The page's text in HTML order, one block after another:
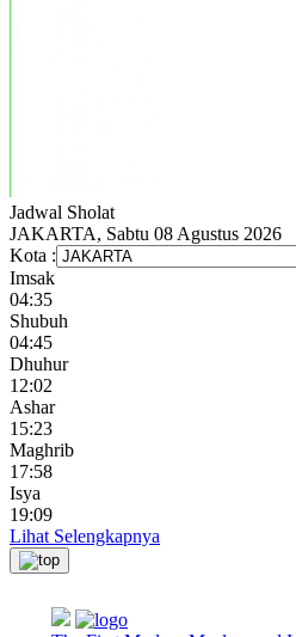
Jadwal Sholat
JAKARTA, Sabtu 08 Agustus 2026
Kota :
Imsak
04:35
Shubuh
04:45
Dhuhur
12:02
Ashar
15:23
Maghrib
17:58
Isya
19:09
Lihat Selengkapnya